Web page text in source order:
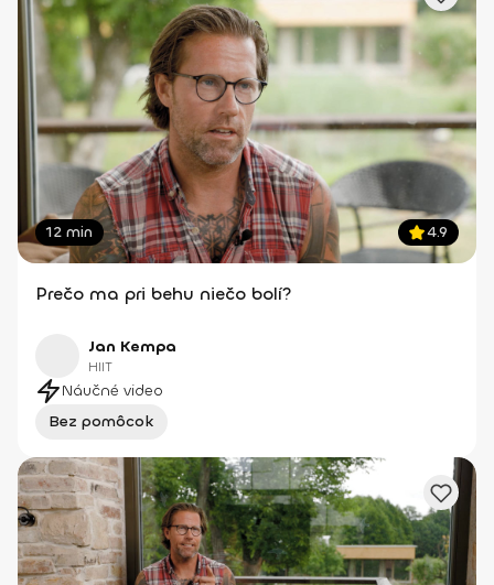
12 min 4.9
Prečo ma pri behu niečo bolí?
Jan Kempa
HIIT
Náučné video
Bez pomôcok